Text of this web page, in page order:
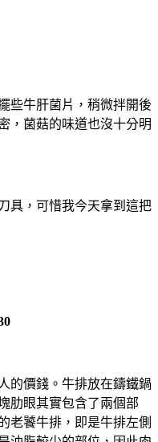
些牛肝菌片，稍微拌開後
，菌菇的味道也沒十分明
具，可惜我今天拿到這把
的價錢。牛排放在鑄鐵鍋
肋眼其實包含了兩個部
老饕牛排，即是牛排左側